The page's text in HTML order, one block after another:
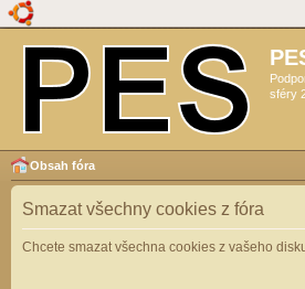
sféry
Obsah fóra
Smazat všechny cookies z fóra
Chcete smazat všechna cookies z vašeho